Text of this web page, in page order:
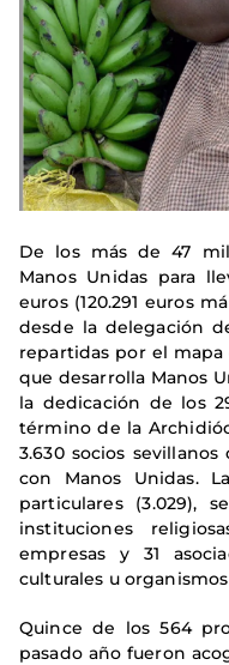
De los más de 47
Manos Unidas para
euros (120.291 euros
desde la delegación
repartidas por el mapa
que desarrolla Manos
la dedicación de los
término de la
3.630 socios
con Manos Unidas.
particulares (3.029),
instituciones
empresas y 31
culturales u
Quince de los 564
pasado año fueron